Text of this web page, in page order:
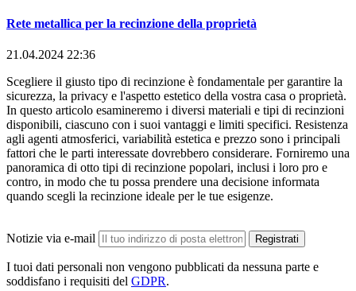
Rete metallica per la recinzione della proprietà
21.04.2024 22:36
Scegliere il giusto tipo di recinzione è fondamentale per garantire la
sicurezza, la privacy e l'aspetto estetico della vostra casa o proprietà.
In questo articolo esamineremo i diversi materiali e tipi di recinzioni
disponibili, ciascuno con i suoi vantaggi e limiti specifici. Resistenza
agli agenti atmosferici, variabilità estetica e prezzo sono i principali
fattori che le parti interessate dovrebbero considerare. Forniremo una
panoramica di otto tipi di recinzione popolari, inclusi i loro pro e
contro, in modo che tu possa prendere una decisione informata
quando scegli la recinzione ideale per le tue esigenze.
Notizie via e-mail Registrati
I tuoi dati personali non vengono pubblicati da nessuna parte e
soddisfano i requisiti del GDPR.